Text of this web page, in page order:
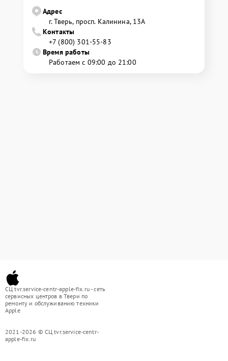
Адрес
г. Тверь, просп. Калинина, 13А
Контакты
+7 (800) 301-55-83
Время работы
Работаем с 09:00 до 21:00
СЦ tvr.service-centr-apple-fix.ru - сеть
сервисных центров в Твери по
ремонту и обслуживанию техники
Apple
2021-2026 © СЦ tvr.service-centr-
apple-fix.ru